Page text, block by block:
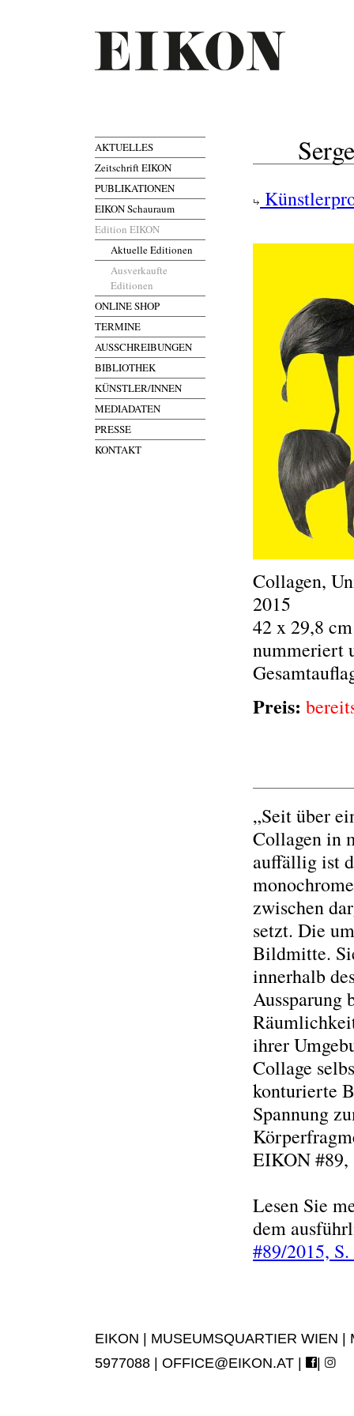
AKTUELLES
Zeitschrift EIKON
PUBLIKATIONEN
EIKON Schauraum
Edition EIKON
Aktuelle Editionen
Ausverkaufte
Editionen
ONLINE SHOP
TERMINE
AUSSCHREIBUNGEN
BIBLIOTHEK
KÜNSTLER/INNEN
MEDIADATEN
PRESSE
KONTAKT
Collagen,
2015
42 x 29,8 cm
nummeriert
Preis:
„Seit über
Collagen in
auffällig ist
zwischen
setzt. Die
Bildmitte.
innerhalb
Aussparung
ihrer
Collage
konturierte
Spannung
EIKON #89,
Lesen Sie
dem
#89/2015,
EIKON | MUSEUMSQUARTIER WIEN
5977088 | OFFICE@EIKON.AT | |